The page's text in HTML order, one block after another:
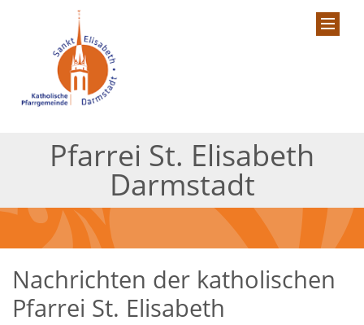
Pfarrei St. Elisabeth
Darmstadt
Nachrichten der katholischen
Pfarrei St. Elisabeth